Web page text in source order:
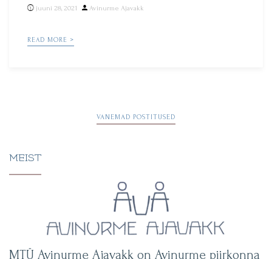
juuni 28, 2021
Posted
Avinurme Ajavakk
READ MORE >
Navigeerimine
VANEMAD POSTITUSED
MEIST
MTÜ Avinurme Ajavakk on Avinurme piirkonna